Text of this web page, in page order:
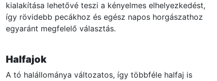
kialakítása lehetővé teszi a kényelmes elhelyezkedést,
így rövidebb pecákhoz és egész napos horgászathoz
egyaránt megfelelő választás.
Halfajok
A tó halállománya változatos, így többféle halfaj is